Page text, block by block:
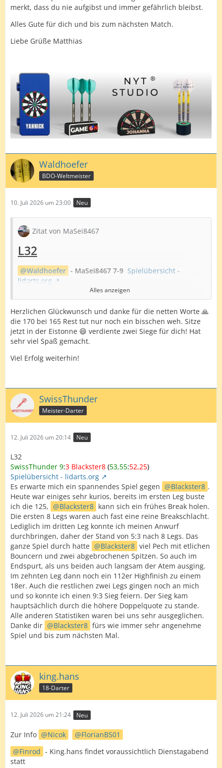
merkt, dass du nie aufgibst und immer gefährlich bleibst.
Alles Gute für dich und bis zum nächsten Match.
Liebe Grüße Matthias
Waldhoefer
BDO-Weltmeister
10. Juli 2026 um 23:00 Neu
Zitat von MaSei8467
L32
Waldhoefer - MaSei8467 7-9 Spielübersicht -
lidarts.org
Hl. Patrick 1x180 Matthias 2x16 + 17 Darter 2x 171
Zum Spiel;
Nach längerer Zeit durfte ich mal wieder gegen Patrick
ran – und direkt zweimal: einmal hier und dann noch
für mich perfekt: 2–0 Führung, und ich dachte schon,
gehalten, und plötzlich waren wir mitten in einem
richtig engen Match.
Die nächsten vier Legs gingen jeweils mit Anwurf durch,
vier Legs in Folge. Da dachte ich: „Okay, jetzt hab ich’s.“
ergeben würde. Er kam stark zurück, gewann drei Legs
am Stück, inklusive zwei Breaks. Plötzlich stand’s 8–7 für
mich – und Patrick hatte Anwurf.
Im 21. Wurf hatte er einen Dart aufs Doppel, knapp
vorbei. Ich hatte 80 Rest, ging auf 20 – 20 – Doppel 20
und der letzte Pfeil saß direkt.
Danke fürs Spiel, Patrick. Unsere Doppelquote war bei
beiden eher Kategorie „bitte nicht drüber reden“, aber
das Match war spannend, fair und richtig stark von dir.
Man merkt, dass du nie aufgibst und immer gefährlich
bleibst.
Alles Gute für dich und bis zum nächsten Match.
Liebe Grüße Matthias
Alles anzeigen
Herzlichen Glückwunsch und danke für die netten Worte 🙏
die 170 bei 165 Rest tut nur noch ein bisschen weh. Sitze
jetzt in der Eistonne 😄 verdiente zwei Siege für dich! Hat
sehr viel Spaß gemacht.
Viel Erfolg weiterhin!
SwissThunder
Meister-Darter
12. Juli 2026 um 20:14 Neu
L32
SwissThunder 9:3 Blackster8 (53,55:52,25)
Spielübersicht - lidarts.org
Es erwarte mich ein spannendes Spiel gegen
Blackster8 .
Heute war einiges sehr kurios, bereits im ersten Leg buste
ich die 125,
Blackster8 kann sich ein frühes Break holen.
Die ersten 8 Legs waren auch fast eine reine Breakschlacht.
Lediglich im dritten Leg konnte ich meinen Anwurf
durchbringen, daher der Stand von 5:3 nach 8 Legs. Das
ganze Spiel durch hatte
Blackster8 viel Pech mit etlichen
Bouncern und zwei abgebrochenen Spitzen. So auch im
Endspurt, als uns beiden auch langsam der Atem ausging.
Im zehnten Leg dann noch ein 112er Highfinish zu einem
18er. Auch die restlichen zwei Legs gingen noch an mich
und so konnte ich einen 9:3 Sieg feiern. Der Sieg kam
hauptsächlich durch die höhere Doppelquote zu stande.
Alle anderen Statistiken waren bei uns sehr ausgeglichen.
Danke dir
Blackster8 fürs wie immer sehr angenehme
Spiel und bis zum nächsten Mal.
king.hans
18-Darter
12. Juli 2026 um 21:24 Neu
Zur Info Nicok
FlorianB501
Finrod - King.hans findet voraussichtlich Dienstagabend
statt